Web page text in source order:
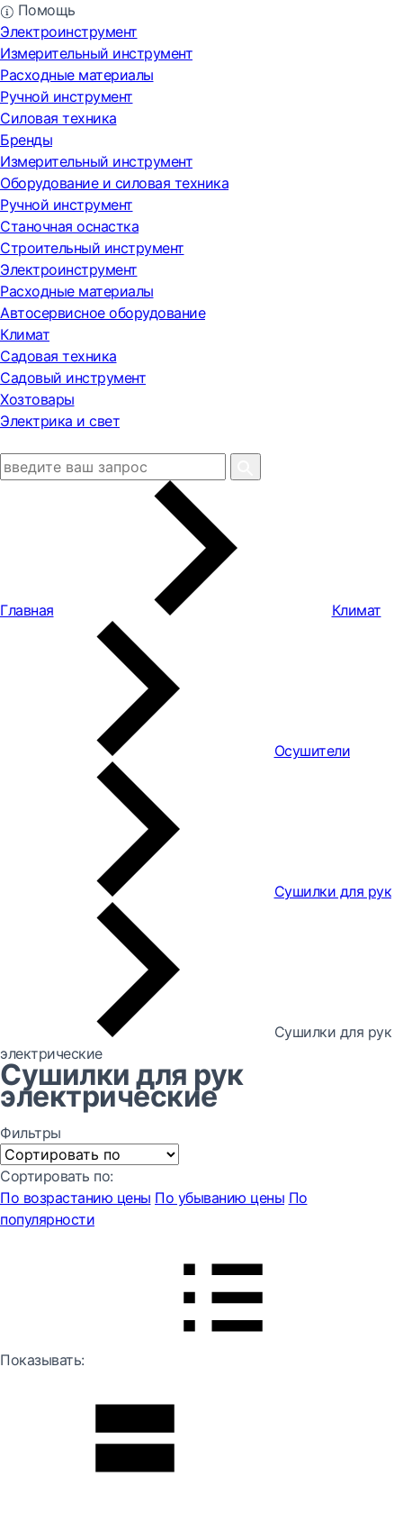
Помощь
Электроинструмент
Измерительный инструмент
Расходные материалы
Ручной инструмент
Силовая техника
Бренды
Измерительный инструмент
Оборудование и силовая техника
Ручной инструмент
Станочная оснастка
Строительный инструмент
Электроинструмент
Расходные материалы
Автосервисное оборудование
Климат
Садовая техника
Садовый инструмент
Хозтовары
Электрика и свет
Главная Климат
Осушители
Сушилки для рук
Сушилки для рук
электрические
Сушилки для рук
электрические
Фильтры
Сортировать по:
По возрастанию цены По убыванию цены По
популярности
Показывать: